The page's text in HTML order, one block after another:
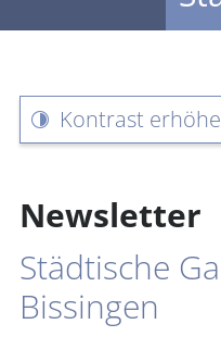
Kontrast
Newsletter
Städtische
Bissingen